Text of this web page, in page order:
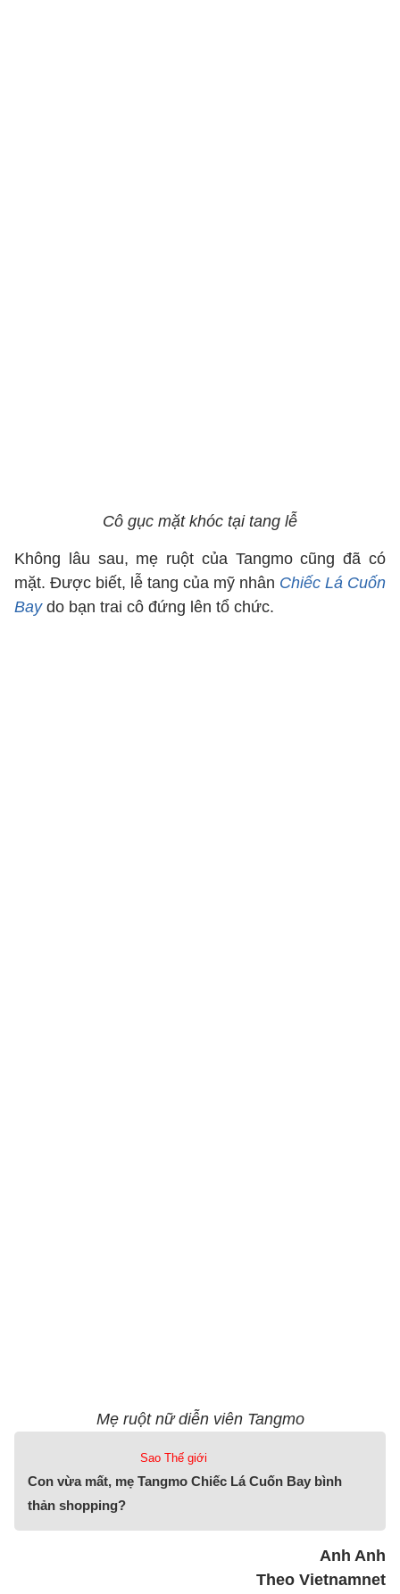
Cô gục mặt khóc tại tang lễ
Không lâu sau, mẹ ruột của Tangmo cũng đã có
mặt. Được biết, lễ tang của mỹ nhân Chiếc Lá Cuốn
Baydo bạn trai cô đứng lên tổ chức.
Mẹ ruột nữ diễn viên Tangmo
Sao Thế giới
Con vừa mất, mẹ Tangmo Chiếc Lá Cuốn Bay bình
thản shopping?
Anh Anh
Theo Vietnamnet